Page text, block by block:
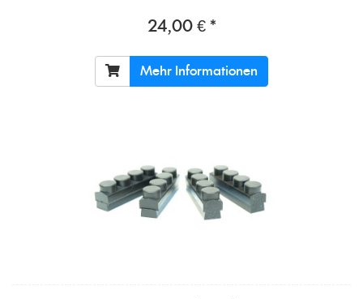
24,00 € *
Mehr Informationen